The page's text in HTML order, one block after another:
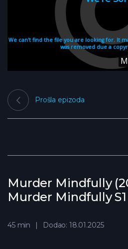
Murder Mindfully
Murder Mindfully
Prošla epizoda
45 min Dodao: 18.01.2025